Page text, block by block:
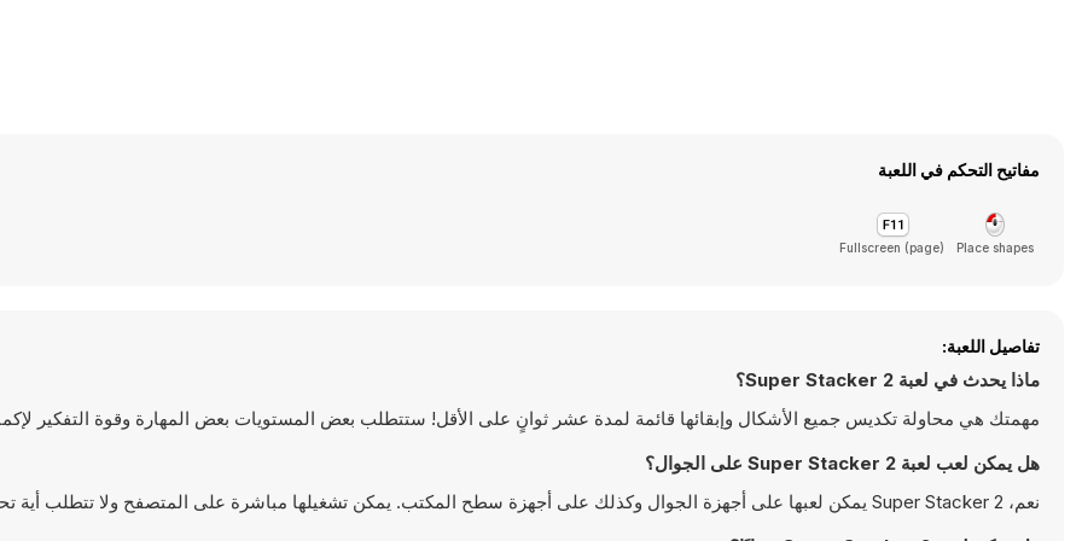
مفاتيح التحكم في اللعبة
Place shapes
Fullscreen (page)
تفاصيل اللعبة:
ماذا يحدث في لعبة Super Stacker 2؟
مهمتك هي محاولة تكديس جميع الأشكال وإبقائها قائمة لمدة عشر ثوانٍ على الأقل! ستتطلب بعض المستويات بعض المهارة وقوة التفكير
هل يمكن لعب لعبة Super Stacker 2 على الجوال؟
نعم، Super Stacker 2 يمكن لعبها على أجهزة الجوال وكذلك على أجهزة سطح المكتب. يمكن تشغيلها مباشرة على المتصفح ولا تتطلب أية تحميلات